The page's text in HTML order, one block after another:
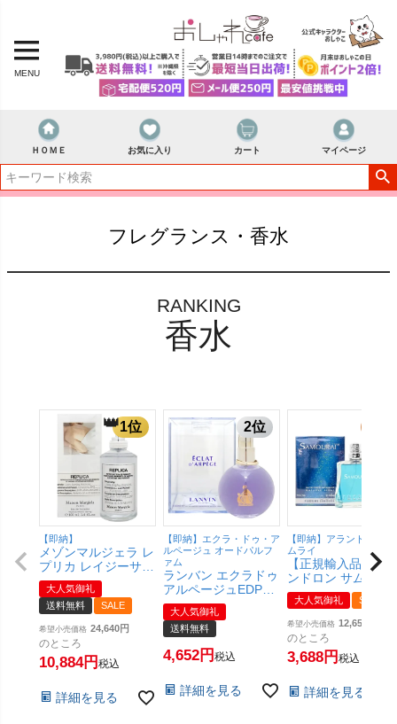
MENU
ＨＯＭＥ お気に入り カート マイページ
フレグランス・香水
RANKING
香水
【即納】
メゾンマルジェラ レ
プリカ レイジーサン
デーモーニングEDT
100ml SP(オードト
ワレ)【香水】
(6047847)【宅配便
送料無料】
大人気御礼
送料無料
SALE
希望小売価格 24,640
のところ
10,884 税込
詳細を見る
【即納】エクラ・ドゥ・ア
ルページュ オードパルフ
ァム
ランバン エクラドゥ
アルページュEDP
100ml SP(オードパ
ルファム)【香水】
【宅配便送料無料】
大人気御礼
送料無料
4,652 税込
詳細を見る
【即納】アランドロン サ
ムライ
【正規輸入品】ア
ンドロン サムライ
EDT 100ml SP(オ
ドトワレ)【香水】
【SBT】
大人気御礼 SALE
希望小売価格 12,650
のところ
3,688 税込
詳細を見る